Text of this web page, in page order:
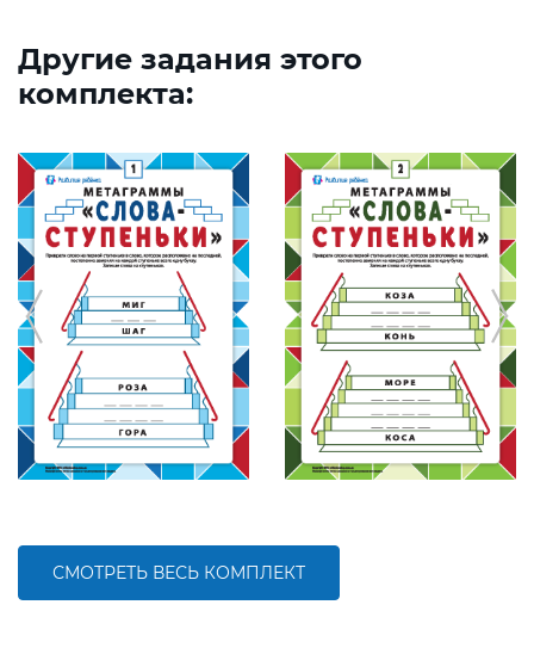
Другие задания этого
комплекта:
СМОТРЕТЬ ВЕСЬ КОМПЛЕКТ